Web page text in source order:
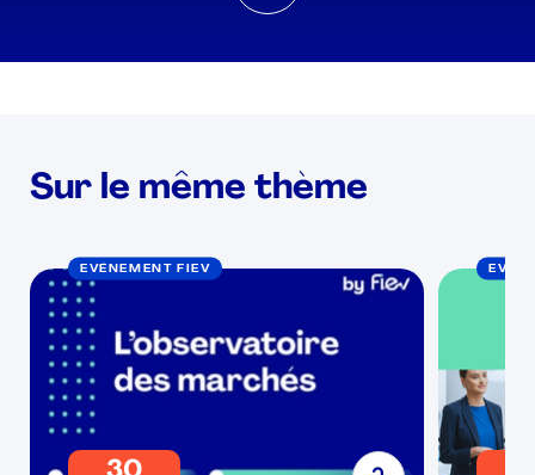
Sur le même thème
EVÉNEMENT FIEV